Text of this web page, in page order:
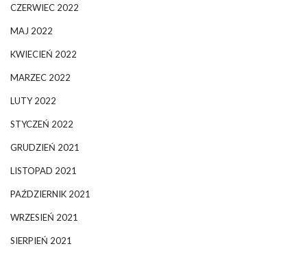
CZERWIEC 2022
MAJ 2022
KWIECIEŃ 2022
MARZEC 2022
LUTY 2022
STYCZEŃ 2022
GRUDZIEŃ 2021
LISTOPAD 2021
PAŹDZIERNIK 2021
WRZESIEŃ 2021
SIERPIEŃ 2021